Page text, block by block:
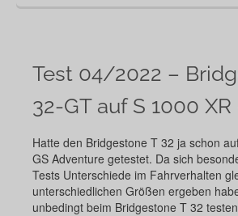
Test 04/2022 –
32-GT auf S 1000
Hatte den Bridgestone T 32 ja schon
GS Adventure getestet. Da sich
Tests Unterschiede im Fahrverhalten
unterschiedlichen Größen ergeben
unbedingt beim Bridgestone T 32